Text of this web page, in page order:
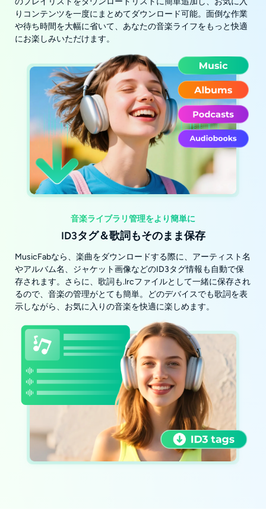
りコンテンツを一度にまとめてダウンロード可能。面倒な作業
や待ち時間を大幅に省いて、あなたの音楽ライフをもっと快適
にお楽しみいただけます。
音楽ライブラリ管理をより簡単に
ID3タグ＆歌詞もそのまま保存
MusicFabなら、楽曲をダウンロードする際に、アーティスト名
やアルバム名、ジャケット画像などのID3タグ情報も自動で保
存されます。さらに、歌詞も.lrcファイルとして一緒に保存され
るので、音楽の管理がとても簡単。どのデバイスでも歌詞を表
示しながら、お気に入りの音楽を快適に楽しめます。